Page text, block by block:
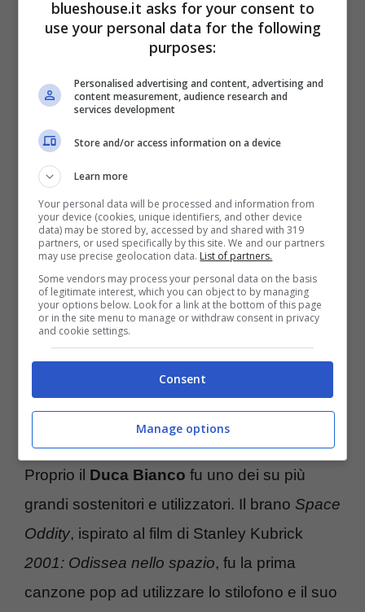
Il sintetizzatore tascabile Stylophone ebbe
unsuccesso immediatocome strumento
divertente e facile da suonare. Dal suo lancio
nel 1968, con oltre 4 milioni di pezzi venduti,
si conferma uno degli strumenti musicali più
venduti di tutti i tempi,insieme a questo.
Chi lo suonava e perché lo strumento è
il regalo perfetto per Natale
Proprio il Duca Bianco fu uno dei su più
grandi sostenitori e utilizzatori. Il brano Space
Oddity, ispirato al film di Stanley Kubrick
2001: Odissea nello spazio, fu la prima
canzone pop ad utilizzare lo stilofono e il suo
blueshouse.it asks for your consent to
use your personal data for the following
purposes:
Personalised advertising and content, advertising and
content measurement, audience research and
services development
Store and/or access information on a device
Learn more
Your personal data will be processed and information from
your device (cookies, unique identifiers, and other device
data) may be stored by, accessed by and shared with 319
partners, or used specifically by this site. We and our partners
may use precise geolocation data. List of partners.
Some vendors may process your personal data on the basis
of legitimate interest, which you can object to by managing
your options below. Look for a link at the bottom of this page
or in the site menu to manage or withdraw consent in privacy
and cookie settings.
Consent
Manage options